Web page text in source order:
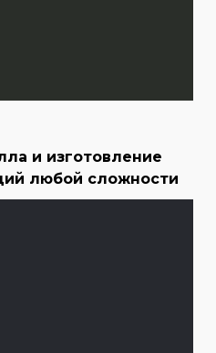
и изготовление
любой сложности